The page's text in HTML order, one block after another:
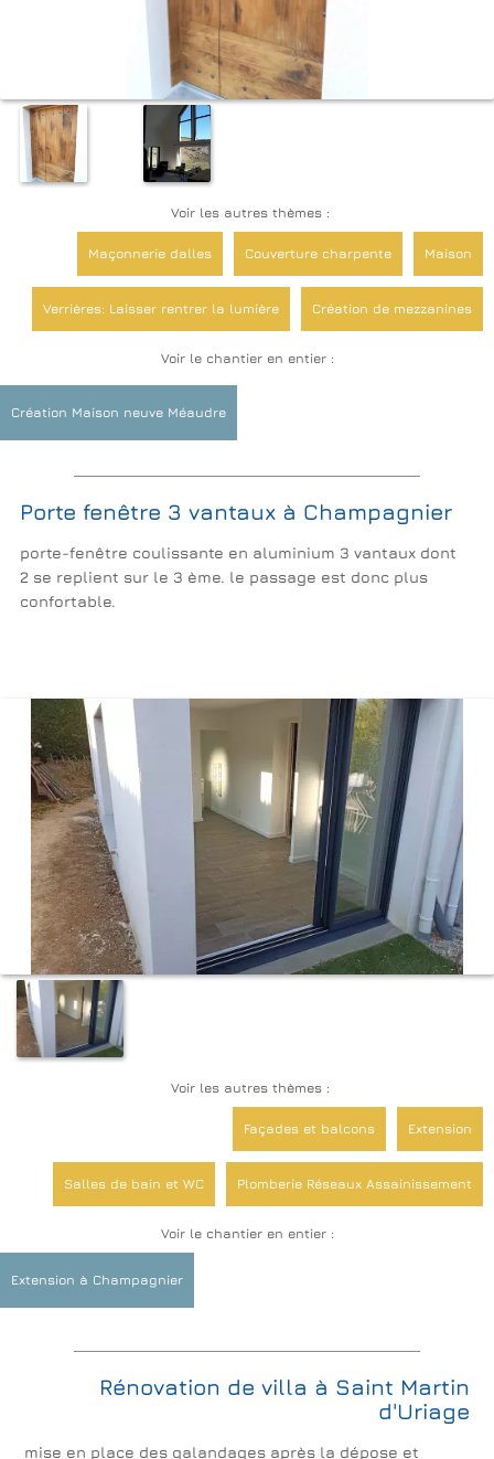
Voir le chantier en entier :
Création Maison neuve Méaudre
Voir les autres thèmes :
Maison
Couverture charpente
Maçonnerie dalles
Création de mezzanines
Verrières: Laisser rentrer la lumière
Energie Chauffage Climatisation
Platrerie Isolation
Voir le chantier en entier :
Extension à Champagnier
Voir les autres thèmes :
Extension
Façades et balcons
Plomberie Réseaux Assainissement
Salles de bain et WC
Extérieurs Terrasses Piscines
Porte fenêtre 3 vantaux à Champagnier
porte-fenêtre coulissante en aluminium 3 vantaux dont
2 se replient sur le 3 ème. le passage est donc plus
confortable.
Rénovation de villa à Saint Martin
d'Uriage
mise en place des galandages après la dépose et